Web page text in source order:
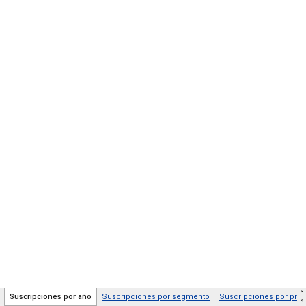
Suscripciones por año Suscripciones por segmento Suscripciones por
>
<